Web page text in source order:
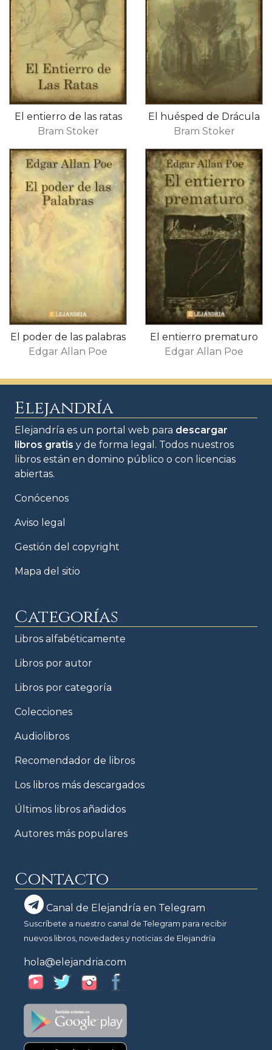
El entierro de las ratas
Bram Stoker
El huésped de Drácula
Bram Stoker
El poder de las palabras
Edgar Allan Poe
El entierro prematuro
Edgar Allan Poe
Elejandría
Elejandría es un portal web para descargar
libros gratis y de forma legal. Todos nuestros
libros están en domino público o con licencias
abiertas.
Conócenos
Aviso legal
Gestión del copyright
Mapa del sitio
Categorías
Libros alfabéticamente
Libros por autor
Libros por categoría
Colecciones
Audiolibros
Recomendador de libros
Los libros más descargados
Últimos libros añadidos
Autores más populares
Contacto
Canal de Elejandría en Telegram
Suscríbete a nuestro canal de Telegram para recibir
nuevos libros, novedades y noticias de Elejandría
hola@elejandria.com